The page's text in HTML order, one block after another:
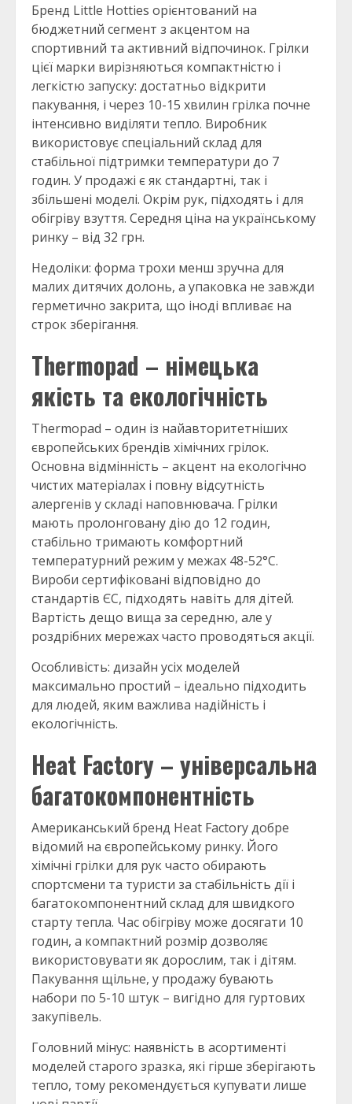
Бренд Little Hotties орієнтований на
бюджетний сегмент з акцентом на
спортивний та активний відпочинок. Грілки
цієї марки вирізняються компактністю і
легкістю запуску: достатньо відкрити
пакування, і через 10-15 хвилин грілка почне
інтенсивно виділяти тепло. Виробник
використовує спеціальний склад для
стабільної підтримки температури до 7
годин. У продажі є як стандартні, так і
збільшені моделі. Окрім рук, підходять і для
обігріву взуття. Середня ціна на українському
ринку – від 32 грн.
Недоліки: форма трохи менш зручна для
малих дитячих долонь, а упаковка не завжди
герметично закрита, що іноді впливає на
строк зберігання.
Thermopad – німецька
якість та екологічність
Thermopad – один із найавторитетніших
європейських брендів хімічних грілок.
Основна відмінність – акцент на екологічно
чистих матеріалах і повну відсутність
алергенів у складі наповнювача. Грілки
мають пролонговану дію до 12 годин,
стабільно тримають комфортний
температурний режим у межах 48-52°C.
Вироби сертифіковані відповідно до
стандартів ЄС, підходять навіть для дітей.
Вартість дещо вища за середню, але у
роздрібних мережах часто проводяться акції.
Особливість: дизайн усіх моделей
максимально простий – ідеально підходить
для людей, яким важлива надійність і
екологічність.
Heat Factory – універсальна
багатокомпонентність
Американський бренд Heat Factory добре
відомий на європейському ринку. Його
хімічні грілки для рук часто обирають
спортсмени та туристи за стабільність дії і
багатокомпонентний склад для швидкого
старту тепла. Час обігріву може досягати 10
годин, а компактний розмір дозволяє
використовувати як дорослим, так і дітям.
Пакування щільне, у продажу бувають
набори по 5-10 штук – вигідно для гуртових
закупівель.
Головний мінус: наявність в асортименті
моделей старого зразка, які гірше зберігають
тепло, тому рекомендується купувати лише